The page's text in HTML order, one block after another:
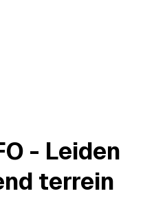
- Leiden
terrein